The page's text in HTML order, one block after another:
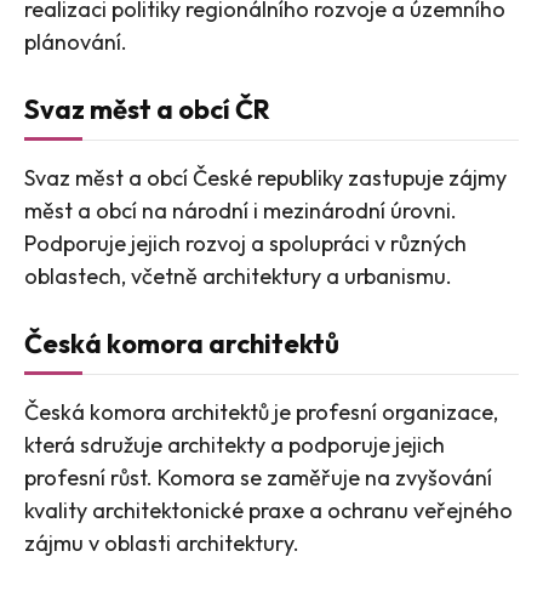
realizaci politiky regionálního rozvoje a územního
plánování.
Svaz měst a obcí ČR
Svaz měst a obcí České republiky zastupuje zájmy
měst a obcí na národní i mezinárodní úrovni.
Podporuje jejich rozvoj a spolupráci v různých
oblastech, včetně architektury a urbanismu.
Česká komora architektů
Česká komora architektů je profesní organizace,
která sdružuje architekty a podporuje jejich
profesní růst. Komora se zaměřuje na zvyšování
kvality architektonické praxe a ochranu veřejného
zájmu v oblasti architektury.